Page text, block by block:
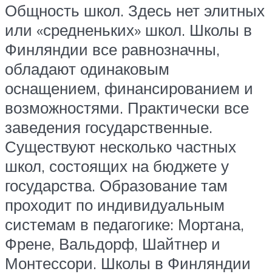
Общность школ. Здесь нет элитных
или «средненьких» школ. Школы в
Финляндии все равнозначны,
обладают одинаковым
оснащением, финансированием и
возможностями. Практически все
заведения государственные.
Существуют несколько частных
школ, состоящих на бюджете у
государства. Образование там
проходит по индивидуальным
системам в педагогике: Мортана,
Френе, Вальдорф, Шайтнер и
Монтессори. Школы в Финляндии